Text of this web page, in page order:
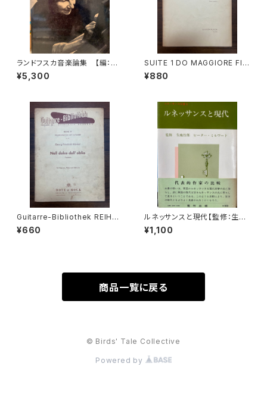
ランドフスカ音楽論集 【編：ド
ニーズ・レストウ編 共訳：鍋島
元子・大島かおり】 出版社：み
¥5,300
SUITE 1 DO MAGGIORE Fla
uto dolce Basso continuo
【著者：DIEUPART】出版社：ED
¥880
Guitarre-Bibliothek REIHE
Ⅳ KAMMEMUSIK MIT GITA
RRE Nr.47 Nell dolce dell'o
BOTE&BOCK BERLIN・WIES
¥660
ルネッサンスと現代【監修：生地
竹郎 ピーター・ミルワード】出版
社：荒竹出版 昭和54年
¥1,100
商品一覧に戻る
© Birds' Tale Collective
Powered by